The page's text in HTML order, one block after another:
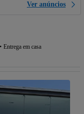
Ver anúncios
Entrega em casa